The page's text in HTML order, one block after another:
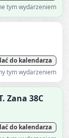
tym wydarzeniem
do kalendarza
tym wydarzeniem
Zana 38C
do kalendarza